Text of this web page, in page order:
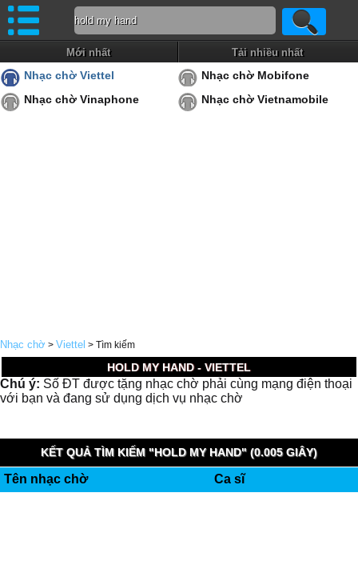
Mới nhất Tải nhiều nhất
Nhạc chờ Viettel
Nhạc chờ Mobifone
Nhạc chờ Vinaphone
Nhạc chờ Vietnamobile
Nhạc chờ > Viettel > Tìm kiếm
HOLD MY HAND - VIETTEL
Chú ý: Số ĐT được tặng nhạc chờ phải cùng mạng điện thoại
với bạn và đang sử dụng dịch vụ nhạc chờ
KẾT QUẢ TÌM KIẾM "HOLD MY HAND" (0.005 GIÂY)
Tên nhạc chờ Ca sĩ